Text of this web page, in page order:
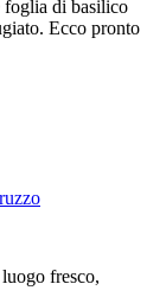
foglia di basilico
Ecco pronto
fresco,